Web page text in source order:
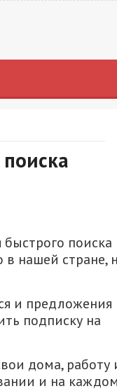
поиска
в нашей стране,
и предложения
подписку на
дома, работу
и на